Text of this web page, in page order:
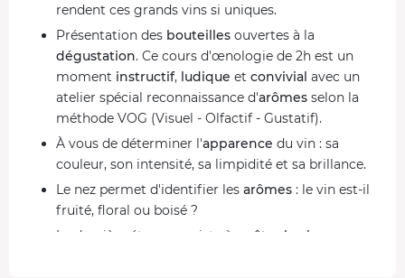
rendent ces grands vins si uniques.
Présentation des bouteilles ouvertes à la
dégustation. Ce cours d'œnologie de 2h est un
moment instructif, ludique et convivial avec un
atelier spécial reconnaissance d'arômes selon la
méthode VOG (Visuel - Olfactif - Gustatif).
À vous de déterminer l'apparence du vin : sa
couleur, son intensité, sa limpidité et sa brillance.
Le nez permet d'identifier les arômes : le vin est-il
fruité, floral ou boisé ?
La dernière étape consiste à
goûter le vin